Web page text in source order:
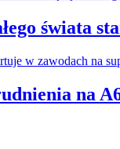
świata
na